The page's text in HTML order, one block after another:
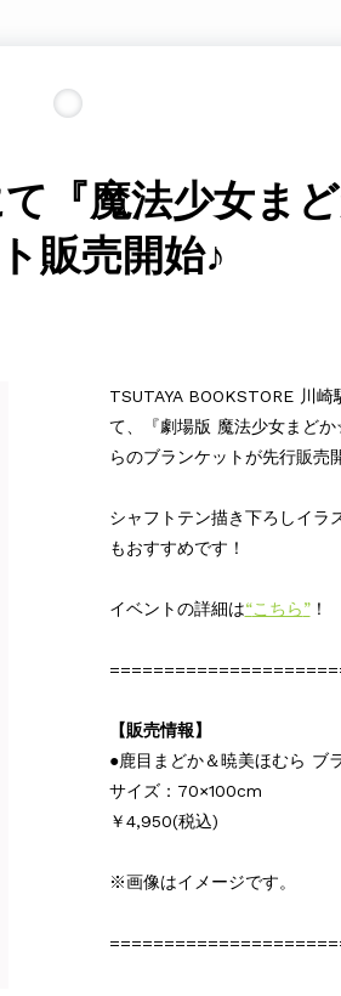
て『魔法少女
販売開始♪
TSUTAYA BOOKSTORE 川
て、『劇場版 魔法少女まど
らのブランケットが先行販売
シャフトテン描き下ろしイラ
もおすすめです！
イベントの詳細は“こちら”！
【販売情報】
●鹿目まどか＆暁美ほむら ブ
サイズ：70×100cm
￥4,950(税込)
※画像はイメージです。